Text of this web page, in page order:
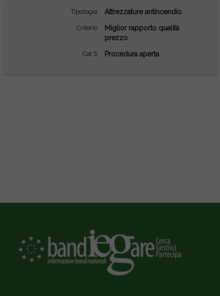
Tipologia: Attrezzature antincendio
Criterio:
Miglior rapporto qualità
prezzo
Cat S: Procedura aperta